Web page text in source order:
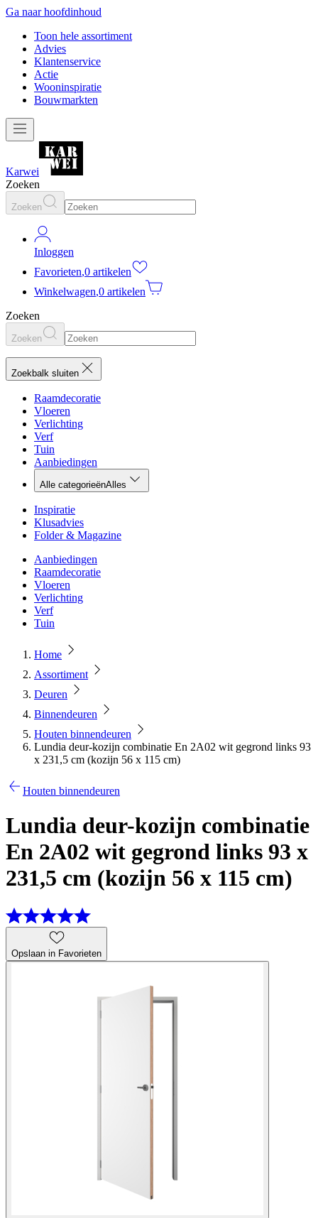
Ga naar hoofdinhoud
Toon hele assortiment
Advies
Klantenservice
Actie
Wooninspiratie
Bouwmarkten
Karwei
Zoeken
Zoeken
Inloggen
Favorieten,0 artikelen
Winkelwagen,0 artikelen
Zoeken
Zoeken
Zoekbalk sluiten
Raamdecoratie
Vloeren
Verlichting
Verf
Tuin
Aanbiedingen
Alle categorieënAlles
Inspiratie
Klusadvies
Folder & Magazine
Aanbiedingen
Raamdecoratie
Vloeren
Verlichting
Verf
Tuin
Home
Assortiment
Deuren
Binnendeuren
Houten binnendeuren
Lundia deur-kozijn combinatie En 2A02 wit gegrond links 93
x 231,5 cm (kozijn 56 x 115 cm)
Houten binnendeuren
Lundia deur-kozijn combinatie
En 2A02 wit gegrond links 93 x
231,5 cm (kozijn 56 x 115 cm)
Opslaan in Favorieten